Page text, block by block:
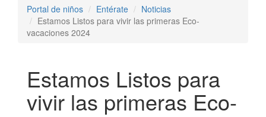
Portal de niños
Entérate
Noticias
Estamos Listos para vivir las primeras Eco-
vacaciones 2024
Estamos Listos para
vivir las primeras Eco-